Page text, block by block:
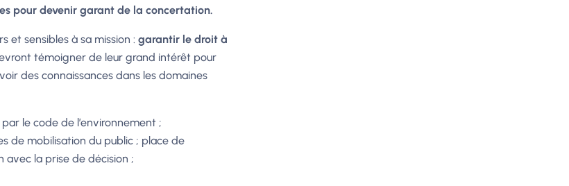
pour devenir garant de la concertation.
et sensibles à sa mission : garantir le droit à
témoigner de leur grand intérêt pour
des connaissances dans les domaines
le code de l’environnement ;
de mobilisation du public ; place de
avec la prise de décision ;